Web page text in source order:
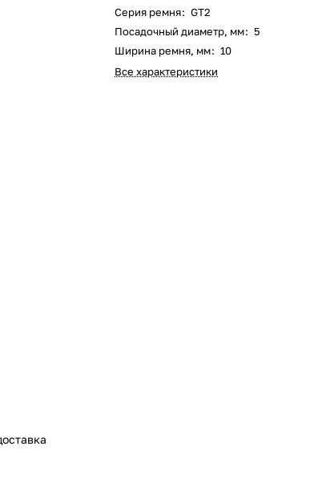
Серия ремня: GT2
Посадочный диаметр, мм: 5
Ширина ремня, мм: 10
Все характеристики